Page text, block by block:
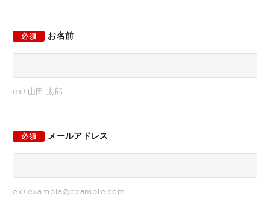
必須 お名前
ex) 山田 太郎
必須 メールアドレス
ex) exampla@example.com